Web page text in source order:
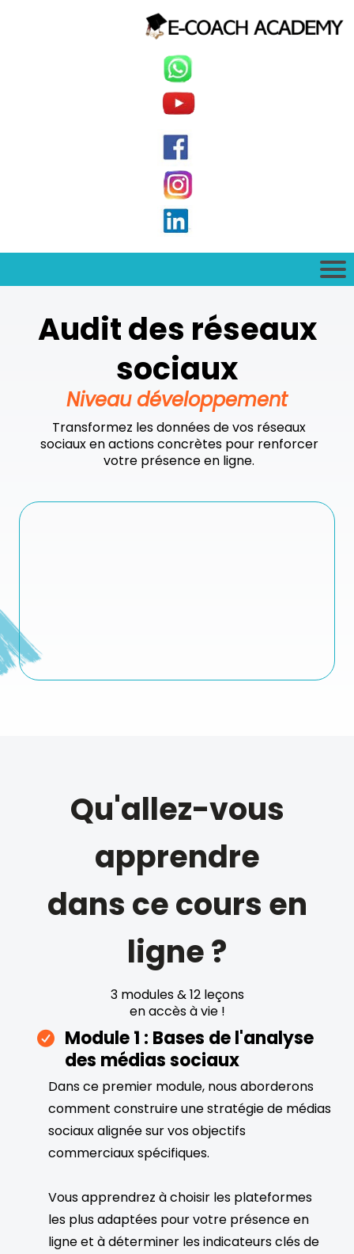
Audit des réseaux
sociaux
Niveau développement
Transformez les données de vos réseaux
sociaux en actions concrètes pour renforcer
votre présence en ligne.
Qu'allez-vous
apprendre
dans ce cours en
ligne ?
3 modules & 12 leçons
en accès à vie !
Module 1 : Bases de l'analyse
des médias sociaux
Dans ce premier module, nous aborderons
comment construire une stratégie de médias
sociaux alignée sur vos objectifs
commerciaux spécifiques.
Vous apprendrez à choisir les plateformes
les plus adaptées pour votre présence en
ligne et à déterminer les indicateurs clés de